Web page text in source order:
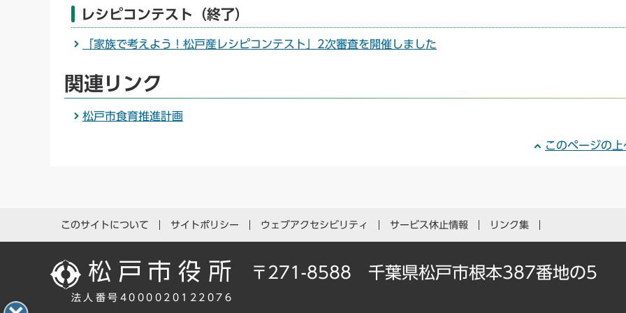
レシピコンテスト（終了）
「家族で考えよう！松戸産レシピコンテスト」2次審査を開催しました
関連リンク
松戸市食育推進計画
このページの上
このサイトについて サイトポリシー ウェブアクセシビリティ サービス休止情報 リンク集
法人番号4000020122076
〒271-8588 千葉県松戸市根本387番地の5